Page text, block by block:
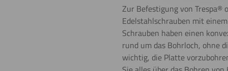
Zur Befestigung von Trespa®
Edelstahlschrauben mit
Schrauben haben einen
rund um das Bohrloch, ohne
wichtig, die Platte